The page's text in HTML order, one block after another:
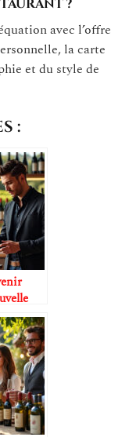
?
avec l’offre
la carte
et du style de
: